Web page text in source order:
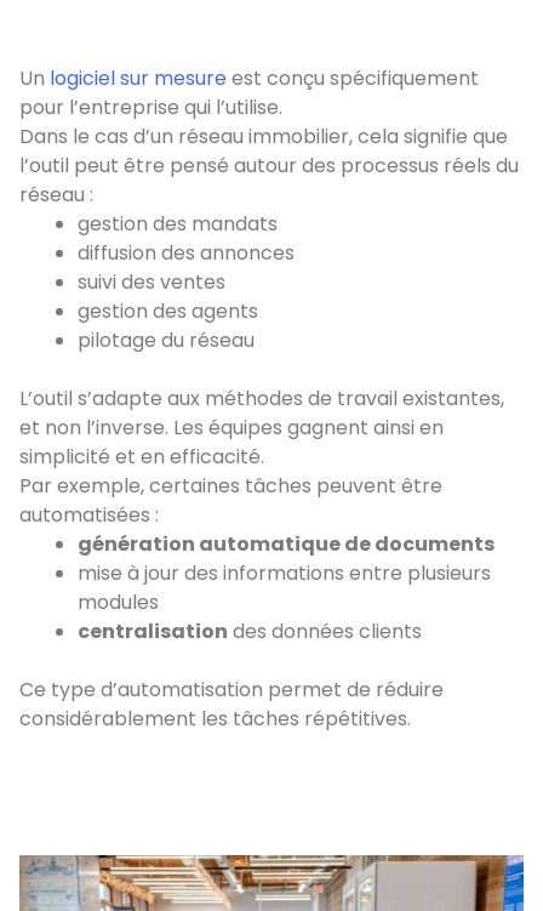
Un logiciel sur mesure est conçu spécifiquement
pour l’entreprise qui l’utilise.
Dans le cas d’un réseau immobilier, cela signifie que
l’outil peut être pensé autour des processus réels du
réseau :
gestion des mandats
diffusion des annonces
suivi des ventes
gestion des agents
pilotage du réseau
L’outil s’adapte aux méthodes de travail existantes,
et non l’inverse. Les équipes gagnent ainsi en
simplicité et en efficacité.
Par exemple, certaines tâches peuvent être
automatisées :
génération automatique de documents
mise à jour des informations entre plusieurs
modules
centralisation des données clients
Ce type d’automatisation permet de réduire
considérablement les tâches répétitives.